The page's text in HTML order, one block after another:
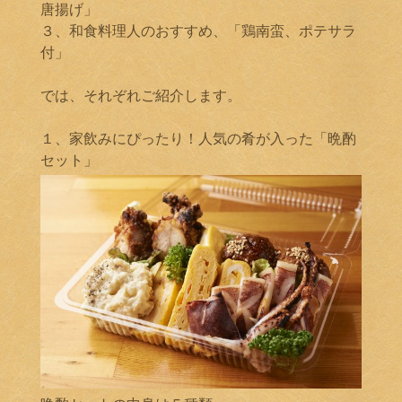
唐揚げ」
３、和食料理人のおすすめ、「鶏南蛮、ポテサラ
付」
では、それぞれご紹介します。
１、家飲みにぴったり！人気の肴が入った「晩酌
セット」